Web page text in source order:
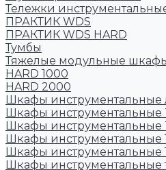
Тележки
ПРАКТИК WDS
ПРАКТИК WDS HARD
Тумбы
Тяжелые модульные
HARD 1000
HARD 2000
Шкафы инструментальные
Шкафы инструментальные
Шкафы инструментальные
Шкафы инструментальные
Шкафы инструментальные
Шкафы инструментальные